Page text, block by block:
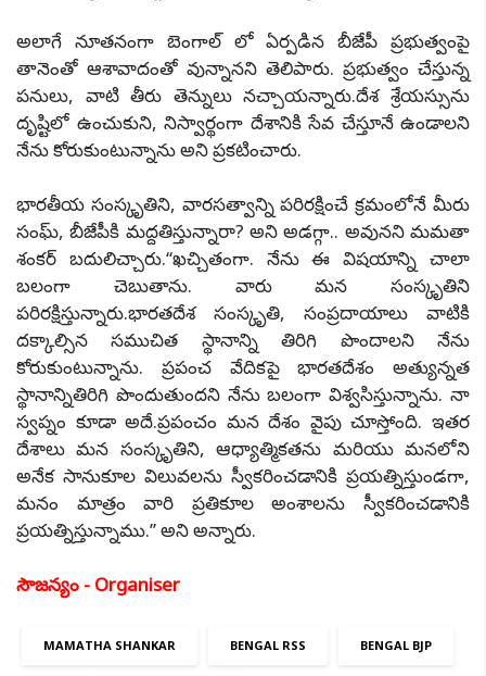
అలాగే నూతనంగా బెంగాల్ లో ఏర్పడిన బీజేపీ ప్రభుత్వంపై
తానెంతో ఆశావాదంతో వున్నానని తెలిపారు. ప్రభుత్వం చేస్తున్న
పనులు, వాటి తీరు తెన్నులు నచ్చాయన్నారు.దేశ శ్రేయస్సును
దృష్టిలో ఉంచుకుని, నిస్వార్థంగా దేశానికి సేవ చేస్తూనే ఉండాలని
నేను కోరుకుంటున్నాను అని ప్రకటించారు.
భారతీయ సంస్కృతిని, వారసత్వాన్ని పరిరక్షించే క్రమంలోనే మీరు
సంఘ్, బీజేపీకి మద్దతిస్తున్నారా? అని అడగ్గా.. అవునని మమతా
శంకర్ బదులిచ్చారు.‘‘ఖచ్చితంగా. నేను ఈ విషయాన్ని చాలా
బలంగా చెబుతాను. వారు మన సంస్కృతిని
పరిరక్షిస్తున్నారు.భారతదేశ సంస్కృతి, సంప్రదాయాలు వాటికి
దక్కాల్సిన సముచిత స్థానాన్ని తిరిగి పొందాలని నేను
కోరుకుంటున్నాను. ప్రపంచ వేదికపై భారతదేశం అత్యున్నత
స్థానాన్నితిరిగి పొందుతుందని నేను బలంగా విశ్వసిస్తున్నాను. నా
స్వప్నం కూడా అదే.ప్రపంచం మన దేశం వైపు చూస్తోంది. ఇతర
దేశాలు మన సంస్కృతిని, ఆధ్యాత్మికతను మరియు మనలోని
అనేక సానుకూల విలువలను స్వీకరించడానికి ప్రయత్నిస్తుండగా,
మనం మాత్రం వారి ప్రతికూల అంశాలను స్వీకరించడానికి
ప్రయత్నిస్తున్నాము.’’ అని అన్నారు.
సౌజన్యం - Organiser
MAMATHA SHANKAR BENGAL RSS BENGAL BJP